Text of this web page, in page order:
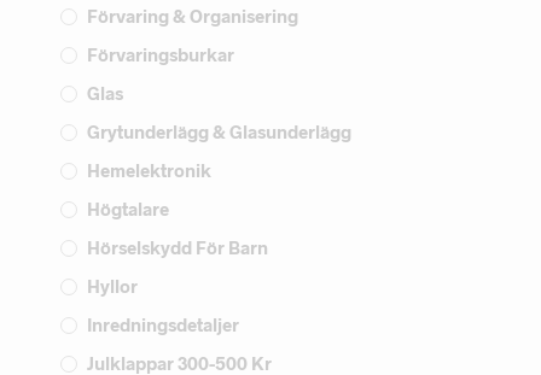
Förvaring & Organisering
Förvaringsburkar
Glas
Grytunderlägg & Glasunderlägg
Hemelektronik
Högtalare
Hörselskydd För Barn
Hyllor
Inredningsdetaljer
Julklappar 300-500 Kr